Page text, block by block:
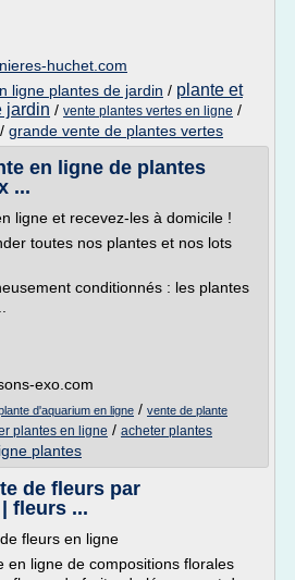
huchet.com
ligne plantes de jardin / plante et
jardin / vente plantes vertes en ligne /
/ grande vente de plantes vertes
en ligne de plantes
...
ligne et recevez-les à domicile !
toutes nos plantes et nos lots
conditionnés : les plantes
exo.com
d'aquarium en ligne / vente de plante
plantes en ligne / acheter plantes
plantes
de fleurs par
fleurs ...
fleurs en ligne
en ligne de compositions florales